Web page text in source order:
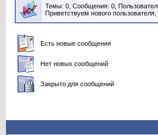
Темы: 0, Сообщения: 0,
Приветствуем нового пользователя,
Есть новые сообщения
Нет новых сообщений
Закрыто для сообщений